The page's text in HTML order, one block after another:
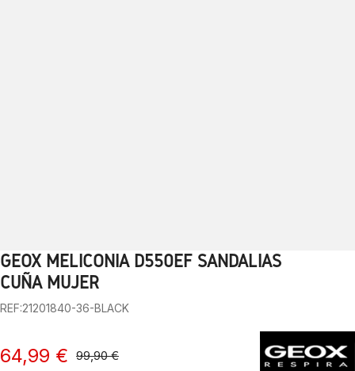
1 2 3 4 5 7 8 9
GEOX MELICONIA D550EF SANDALIAS
CUÑA MUJER
REF:21201840-36-BLACK
64,99 € 99,90 €